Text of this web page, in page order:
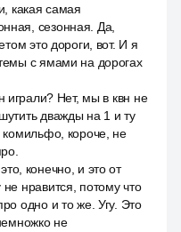
какая самая
сезонная. Да,
это дороги, вот. И я
с ямами на дорогах
играли? Нет, мы в квн не
дважды на 1 и ту
короче, не
конечно, и это от
нравится, потому что
одно и то же. Угу. Это
не